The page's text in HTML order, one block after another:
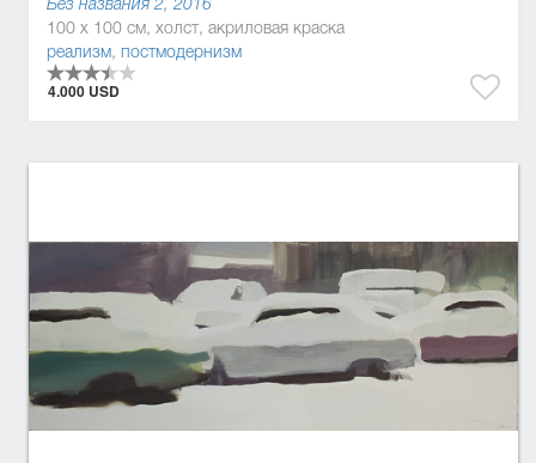
100 x 100 см, холст, акриловая краска
реализм, постмодернизм
4.000 USD